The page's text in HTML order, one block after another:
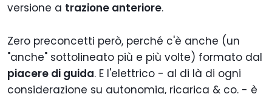
versione a trazione anteriore.
Zero preconcetti però, perché c'è anche (un
"anche" sottolineato più e più volte) formato dal
piacere di guida. E l'elettrico - al di là di ogni
considerazione su autonomia, ricarica & co. - è